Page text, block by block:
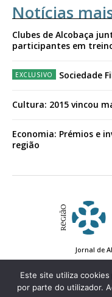
Notícias
Clubes de Alcobaça
participantes em
Sociedade
Cultura: 2015 vincou
Economia: Prémios e
região
Jornal de
Conta de
Este site utiliza
por parte do utilizador.